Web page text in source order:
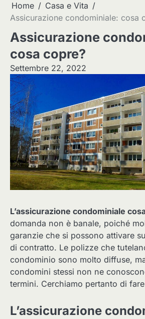
Home
Casa e Vita
Assicurazione condominiale: cosa
Assicurazione
cosa copre?
Settembre 22, 2022
L’assicurazione condominiale
domanda non è banale, poiché
garanzie che si possono attivare
di contratto. Le polizze che
condominio sono molto diffuse,
condomini stessi non ne
termini. Cerchiamo pertanto di
L’assicurazione